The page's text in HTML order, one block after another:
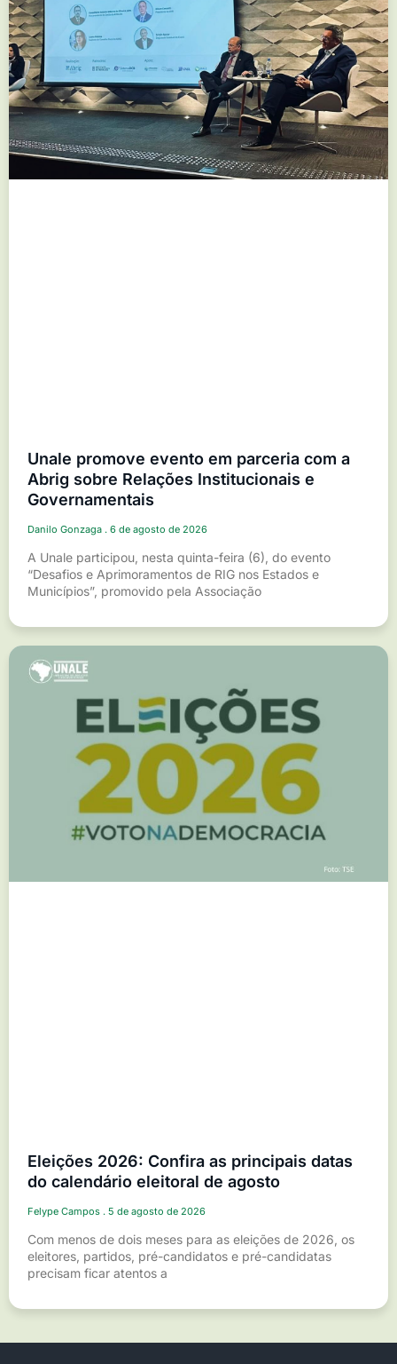
Unale promove evento em parceria com a
Abrig sobre Relações Institucionais e
Governamentais
Danilo Gonzaga 6 de agosto de 2026
A Unale participou, nesta quinta-feira (6), do evento
“Desafios e Aprimoramentos de RIG nos Estados e
Municípios”, promovido pela Associação
Eleições 2026: Confira as principais datas
do calendário eleitoral de agosto
Felype Campos 5 de agosto de 2026
Com menos de dois meses para as eleições de 2026, os
eleitores, partidos, pré-candidatos e pré-candidatas
precisam ficar atentos a